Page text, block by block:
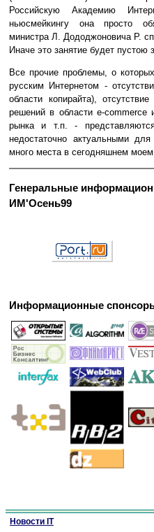
Российскую Академию
ньюсмейкингу она просто
министра Л. Дододжоновича Р.
Иначе это занятие будет пустою
Все прочие проблемы, о
русским Интернетом -
области копирайта),
решений в области e-commerce
рынка и т.п. -
недостаточно актуальными
много места в сегодняшнем
Генеральные
ИМ'Осень99
Информационные
Новости IT